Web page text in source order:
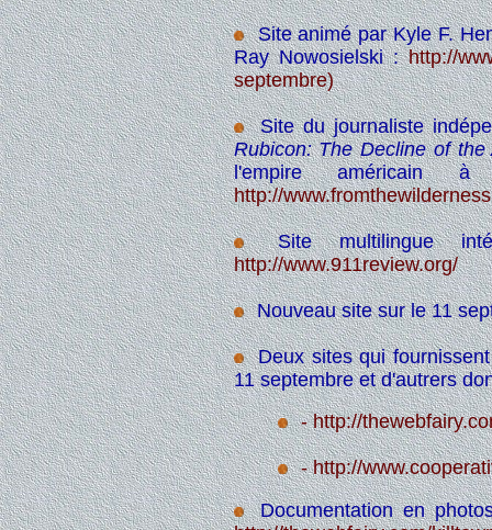
Site animé par Kyle F.
Ray Nowosielski :http://
septembre)
Site du journaliste
Rubicon: The Decline of the
l'empire
http://
Site multilingue
http://www.911review.org/
Nouveau site sur le 11
Deux sites qui
11 septembre et d'autrers
- http://
- http://
Documentation en